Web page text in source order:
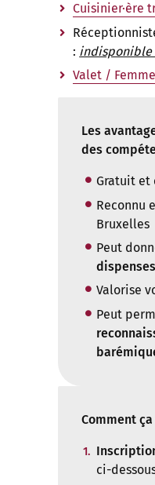
Cuisinier·ère
: indisponible
Valet /
Les
des
Gratuit et
Reconnu
Bruxelles
Peut
Valorise
Peut
Comment
ci-